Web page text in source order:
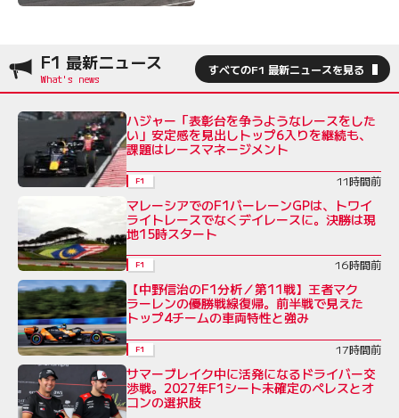
F1 最新ニュース すべてのF1 最新ニュースを見る
ハジャー「表彰台を争うようなレースをした
い」安定感を見出しトップ6入りを継続も、
課題はレースマネージメント
F1 11時間前
マレーシアでのF1バーレーンGPは、トワイ
ライトレースでなくデイレースに。決勝は現
地15時スタート
F1 16時間前
【中野信治のF1分析／第11戦】王者マク
ラーレンの優勝戦線復帰。前半戦で見えた
トップ4チームの車両特性と強み
F1 17時間前
サマーブレイク中に活発になるドライバー交
渉戦。2027年F1シート未確定のペレスとオ
コンの選択肢